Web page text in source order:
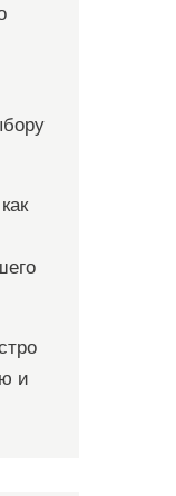
и